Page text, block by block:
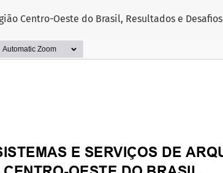
Centro-Oeste do Brasil, Resultados e Desafios